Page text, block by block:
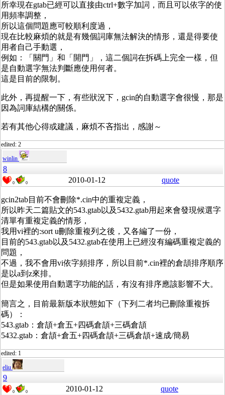
所幸現在gtab已經可以直接由ctrl+數字加詞，而且可以依字的使
用頻率調整，
所以這個問題應可較順利度過，
現在比較麻煩的就是有幾個詞庫無法解決的情形，還是得要使
用者自己手動選，
例如：「關門」和「開門」，這二個詞在拆碼上完全一樣，但
是自動選字無法判斷應使用何者。
這是目前的限制。
此外，再提醒一下，有些狀況下，gcin的自動選字會很慢，那是
因為詞庫結構的關係。
若有其他心得或建議，麻煩不吝指出，感謝～
edited: 2
winlin
8
0 0 2010-01-12 quote
gcin2tab目前不會刪除*.cin中的重複定義，
所以昨天二篇貼文的543.gtab以及5432.gtab用起來會發現候選字
清單有重複定義的情形，
我用vi裡的:sort u刪除重複列之後，又各編了一份，
目前的543.gtab以及5432.gtab在使用上已經沒有編碼重複定義的
問題，
不過，我不會用vi依字頻排序，所以目前*.cin裡的倉頡排序順序
是以a到z來排。
但是如果使用自動選字功能的話，有沒有排序應該影響不大。
簡言之，目前最新版本狀態如下（下列二者均已刪除重複拆
碼）：
543.gtab：倉頡+倉五+四碼倉頡+三碼倉頡
5432.gtab：倉頡+倉五+四碼倉頡+三碼倉頡+速成/簡易
edited: 1
eliu
9
0 0 2010-01-12
quote